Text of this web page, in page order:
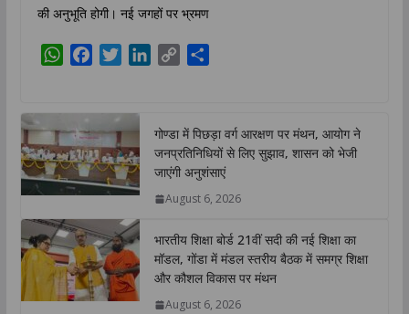
की अनुभूति होगी। नई जगहों पर भ्रमण
W
s
A
p
b
o
o
t
e
r
e
d
n
L
i
k
e
गोण्डा में पिछड़ा वर्ग आरक्षण पर मंथन, आयोग ने
जनप्रतिनिधियों से लिए सुझाव, शासन को भेजी
जाएंगी अनुशंसाएं
August 6, 2026
भारतीय शिक्षा बोर्ड 21वीं सदी की नई शिक्षा का
मॉडल, गोंडा में मंडल स्तरीय बैठक में समग्र शिक्षा
और कौशल विकास पर मंथन
August 6, 2026